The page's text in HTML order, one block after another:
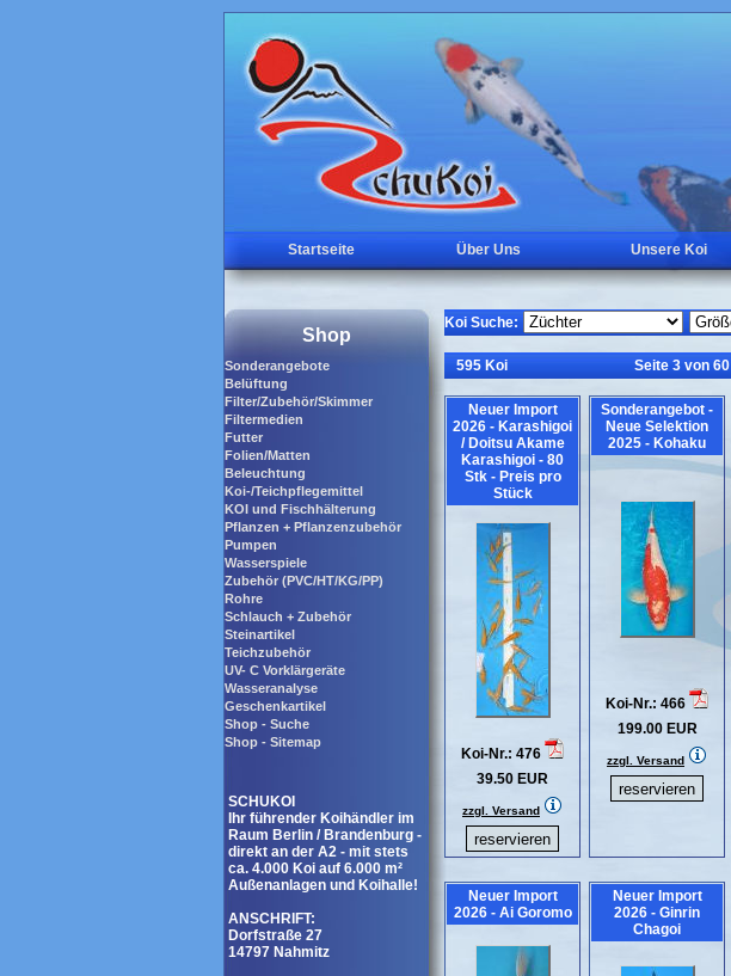
Startseite Über Uns Unsere Koi
Shop
Sonderangebote
Belüftung
Filter/Zubehör/Skimmer
Filtermedien
Futter
Folien/Matten
Beleuchtung
Koi-/Teichpflegemittel
KOI und Fischhälterung
Pflanzen + Pflanzenzubehör
Pumpen
Wasserspiele
Zubehör (PVC/HT/KG/PP)
Rohre
Schlauch + Zubehör
Steinartikel
Teichzubehör
UV- C Vorklärgeräte
Wasseranalyse
Geschenkartikel
Shop - Suche
Shop - Sitemap
SCHUKOI
Ihr führender Koihändler im
Raum Berlin / Brandenburg -
direkt an der A2 - mit stets
ca. 4.000 Koi auf 6.000 m²
Außenanlagen und Koihalle!
ANSCHRIFT:
Dorfstraße 27
14797 Nahmitz
Koi Suche:
595 Koi Seite 3 von 60
Neuer Import
2026 - Karashigoi
/ Doitsu Akame
Karashigoi - 80
Stk - Preis pro
Stück
Koi-Nr.: 476
39.50 EUR
zzgl. Versand
Sonderangebot -
Neue Selektion
2025 - Kohaku
Koi-Nr.: 466
199.00 EUR
zzgl. Versand
Neuer Import
2026 - Ai Goromo
Neuer Import
2026 - Ginrin
Chagoi